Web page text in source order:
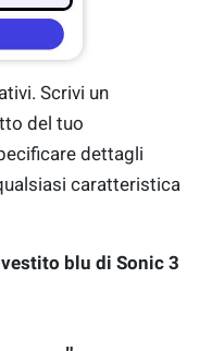
Scrivi un
del tuo
dettagli
caratteristica
blu di Sonic 3